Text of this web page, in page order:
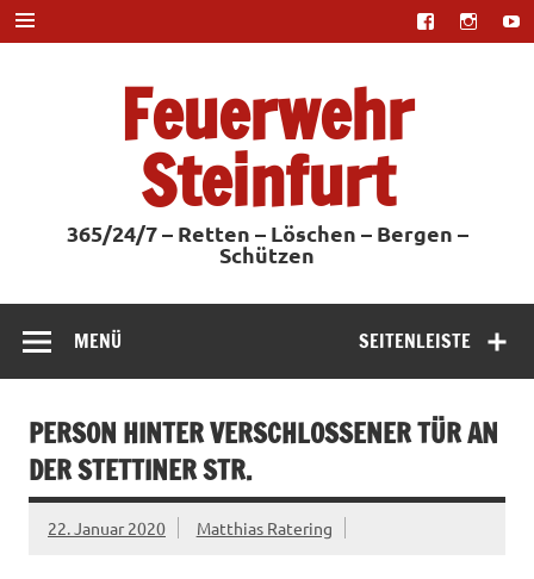
Zum
Inhalt
springen
Feuerwehr
Steinfurt
365/24/7 – Retten – Löschen – Bergen –
Schützen
SEITENLEISTE
MENÜ
PERSON HINTER VERSCHLOSSENER TÜR AN
DER STETTINER STR.
22. Januar 2020 Matthias Ratering